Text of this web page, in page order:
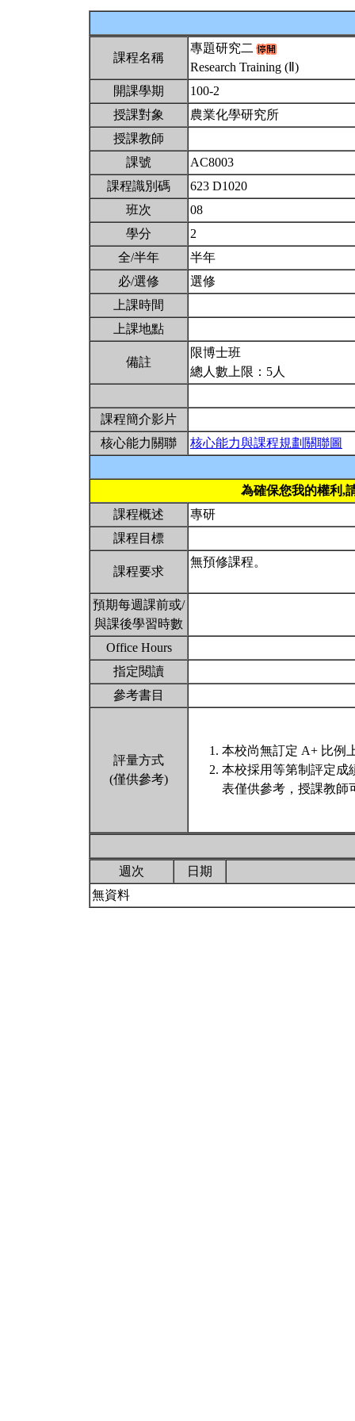
課程名稱
專題研究二
Research Training (Ⅱ)
開課學期
100-2
授課對象
農業化學研究所
授課教師
課號
AC8003
課程識別碼
623 D1020
班次
08
學分
2
全/半年
半年
必/選修
選修
上課時間
上課地點
備註
限博士班
總人數上限：5人
課程簡介影片
核心能力關聯
核心能力與課程規劃關聯圖
為確保您我的權利,
課程概述
專研
課程目標
課程要求
無預修課程。
預期每週課前或/
與課後學習時數
Office Hours
指定閱讀
參考書目
評量方式
(僅供參考)
本校尚無訂定 A+ 比例
本校採用等第制評定成
表僅供參考，授課教師
週次
日期
無資料